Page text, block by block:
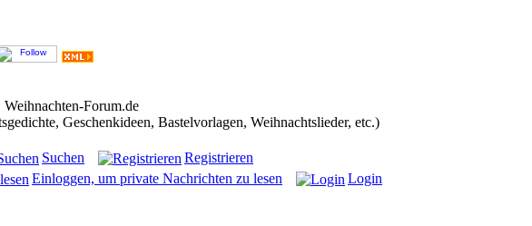
Weihnachten-Forum.de
Geschenkideen, Bastelvorlagen, Weihnachtslieder, etc.)
Suchen
Registrieren
Einloggen, um private Nachrichten zu lesen
Login